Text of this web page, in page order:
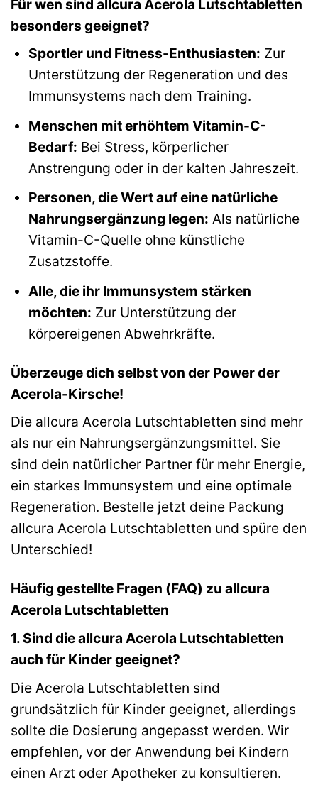
Für wen sind allcura Acerola Lutschtabletten
besonders geeignet?
Sportler und Fitness-Enthusiasten: Zur
Unterstützung der Regeneration und des
Immunsystems nach dem Training.
Menschen mit erhöhtem Vitamin-C-
Bedarf: Bei Stress, körperlicher
Anstrengung oder in der kalten Jahreszeit.
Personen, die Wert auf eine natürliche
Nahrungsergänzung legen: Als natürliche
Vitamin-C-Quelle ohne künstliche
Zusatzstoffe.
Alle, die ihr Immunsystem stärken
möchten: Zur Unterstützung der
körpereigenen Abwehrkräfte.
Überzeuge dich selbst von der Power der
Acerola-Kirsche!
Die allcura Acerola Lutschtabletten sind mehr
als nur ein Nahrungsergänzungsmittel. Sie
sind dein natürlicher Partner für mehr Energie,
ein starkes Immunsystem und eine optimale
Regeneration. Bestelle jetzt deine Packung
allcura Acerola Lutschtabletten und spüre den
Unterschied!
Häufig gestellte Fragen (FAQ) zu allcura
Acerola Lutschtabletten
1. Sind die allcura Acerola Lutschtabletten
auch für Kinder geeignet?
Die Acerola Lutschtabletten sind
grundsätzlich für Kinder geeignet, allerdings
sollte die Dosierung angepasst werden. Wir
empfehlen, vor der Anwendung bei Kindern
einen Arzt oder Apotheker zu konsultieren.